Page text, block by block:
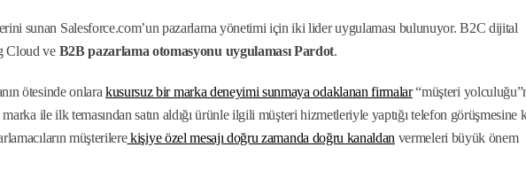
sunan Salesforce.com’un pazarlama yönetimi için iki lider uygulaması bulunuyor. B2C dijital
Cloud ve B2B pazarlama otomasyonu uygulaması Pardot.
ötesinde onlara kusursuz bir marka deneyimi sunmaya odaklanan firmalar“müşteri
ile ilk temasından satın aldığı ürünle ilgili müşteri hizmetleriyle yaptığı telefon görüşmesine
müşterilerekişiye özel mesajı doğru zamanda doğru kanaldan vermeleri büyük önem